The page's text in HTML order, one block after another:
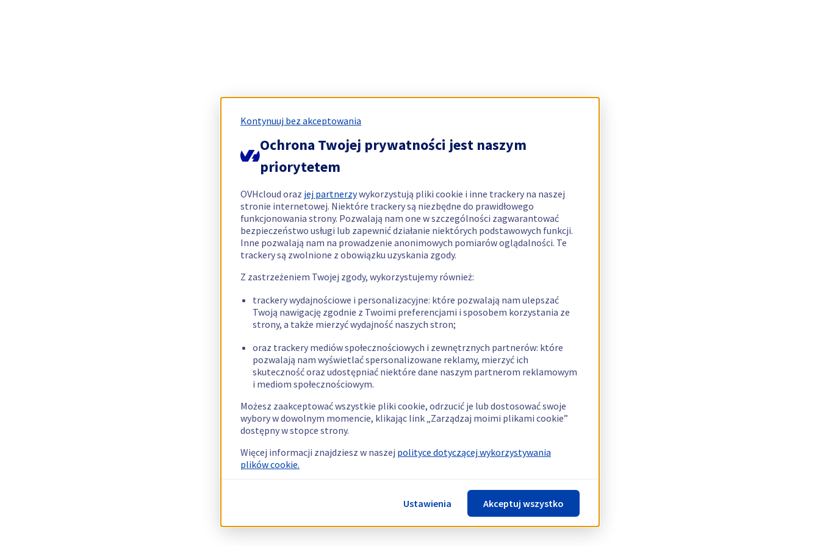
Kontynuuj bez akceptowania
Ochrona Twojej prywatności jest naszym
priorytetem
OVHcloud oraz jej partnerzywykorzystują pliki cookie i inne trackery na naszej
stronie internetowej. Niektóre trackery są niezbędne do prawidłowego
funkcjonowania strony. Pozwalają nam one w szczególności zagwarantować
bezpieczeństwo usługi lub zapewnić działanie niektórych podstawowych funkcji.
Inne pozwalają nam na prowadzenie anonimowych pomiarów oglądalności. Te
trackery są zwolnione z obowiązku uzyskania zgody.
Z zastrzeżeniem Twojej zgody, wykorzystujemy również:
trackery wydajnościowe i personalizacyjne: które pozwalają nam ulepszać
Twoją nawigację zgodnie z Twoimi preferencjami i sposobem korzystania ze
strony, a także mierzyć wydajność naszych stron;
oraz trackery mediów społecznościowych i zewnętrznych partnerów: które
pozwalają nam wyświetlać spersonalizowane reklamy, mierzyć ich
skuteczność oraz udostępniać niektóre dane naszym partnerom reklamowym
i mediom społecznościowym.
Możesz zaakceptować wszystkie pliki cookie, odrzucić je lub dostosować swoje
wybory w dowolnym momencie, klikając link „Zarządzaj moimi plikami cookie”
dostępny w stopce strony.
Więcej informacji znajdziesz w naszej polityce dotyczącej wykorzystywania
plików cookie.
Ustawienia Akceptuj wszystko